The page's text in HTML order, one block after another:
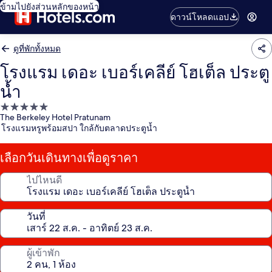
ข้ามไปยังส่วนหลักของหน้า
ดาวน์โหลดแอป
ดูที่พักทั้งหมด
โรงแรม เดอะ เบอร์เคลีย์ โฮเต็ล ประตู
น้ำ
ที่พัก
5.0
The Berkeley Hotel Pratunam
โรงแรมหรูพร้อมสปา ใกล้กับตลาดประตูน้ำ
เลือกวันเดินทางเพื่อดูราคา
ไปไหนดี
วันที่
ผู้เข้าพัก